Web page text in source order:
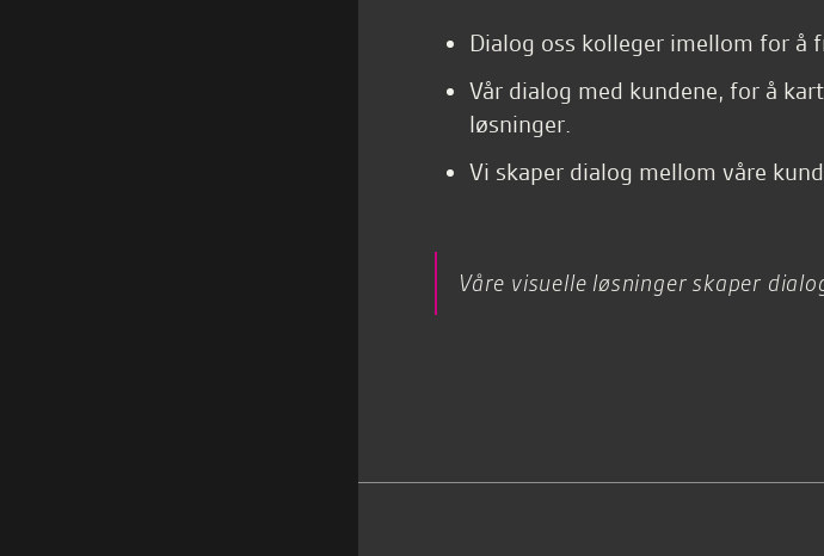
Dialog oss kolleger imellom for å
Vår dialog med kundene, for å
løsninger.
Vi skaper dialog mellom våre
Våre visuelle løsninger skaper